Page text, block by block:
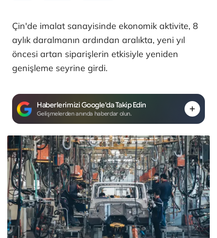
Çin'de imalat sanayisinde ekonomik aktivite, 8
aylık daralmanın ardından aralıkta, yeni yıl
öncesi artan siparişlerin etkisiyle yeniden
genişleme seyrine girdi.
Haberlerimizi Google'da Takip Edin
Gelişmelerden anında haberdar olun.